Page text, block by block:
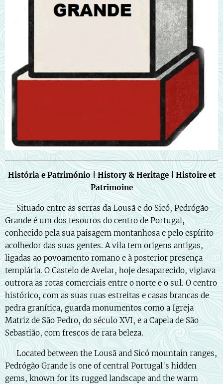
História e Património | History & Heritage | Histoire et
Patrimoine
🇵🇹 Situado entre as serras da Lousã e do Sicó, Pedrógão
Grande é um dos tesouros do centro de Portugal,
conhecido pela sua paisagem montanhosa e pelo espírito
acolhedor das suas gentes. A vila tem origens antigas,
ligadas ao povoamento romano e à posterior presença
templária. O Castelo de Avelar, hoje desaparecido, vigiava
outrora as rotas comerciais entre o norte e o sul. O centro
histórico, com as suas ruas estreitas e casas brancas de
pedra granítica, guarda monumentos como a Igreja
Matriz de São Pedro, do século XVI, e a Capela de São
Sebastião, com frescos de rara beleza.
🇬🇧 Located between the Lousã and Sicó mountain ranges,
Pedrógão Grande is one of central Portugal's hidden
gems, known for its rugged landscape and the warm